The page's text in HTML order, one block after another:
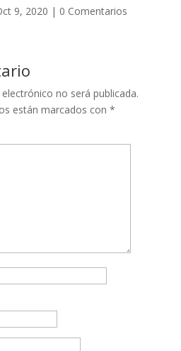
9, 2020 | 0 Comentarios
no será publicada.
están marcados con *